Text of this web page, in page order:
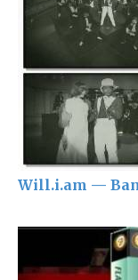
Will.i.am —